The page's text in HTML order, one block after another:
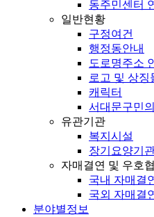
동주민센터
일반현황
구정여건
행정동안내
도로명주소
로고 및 상징
캐릭터
서대문구민
유관기관
복지시설
장기요양기
자매결연 및 우호
국내 자매결
국외 자매결
분야별정보